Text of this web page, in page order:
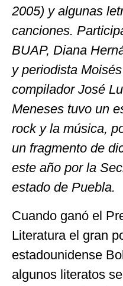
2005) y algunas
canciones.
BUAP, Diana
y periodista
compilador José
Meneses tuvo un
rock y la música,
un fragmento de
este año por la
estado de Puebla.
Cuando ganó el
Literatura el gran
estadounidense
algunos literatos